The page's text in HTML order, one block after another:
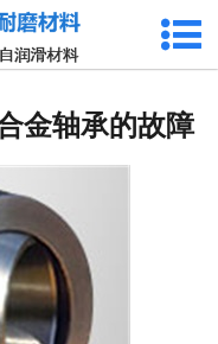
网站首页
技术参数
选型介绍
合作客户
金轴承的故障